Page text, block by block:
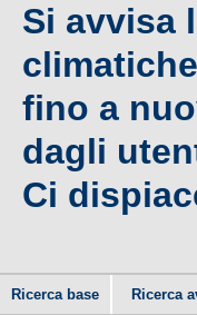
Si avvisa
fino a
dagli
Ci
Ricerca base Ricerca